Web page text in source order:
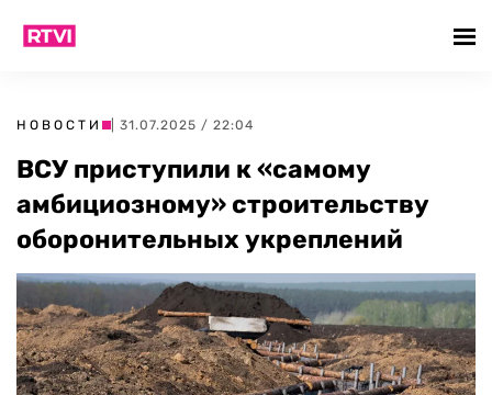
НОВОСТИ | 31.07.2025 / 22:04
ВСУ приступили к «самому
амбициозному» строительству
оборонительных укреплений